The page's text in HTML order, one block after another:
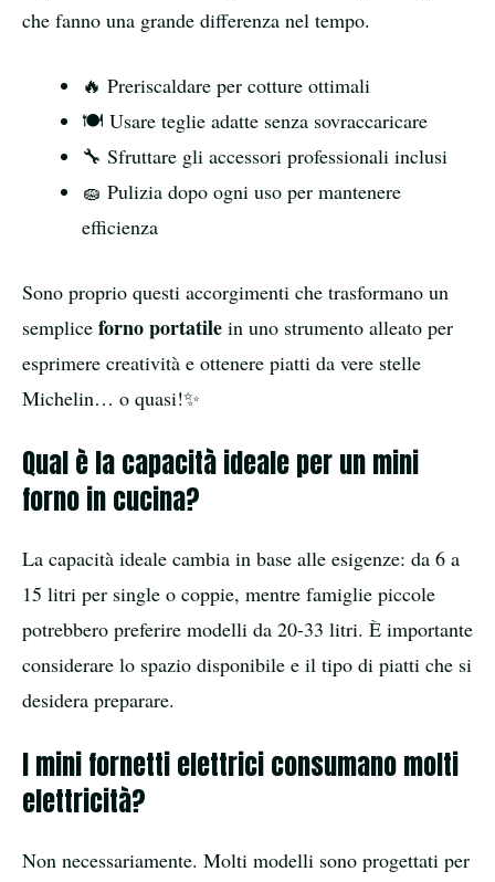
che fanno una grande differenza nel tempo.
🔥 Preriscaldare per cotture ottimali
🍽️ Usare teglie adatte senza sovraccaricare
🔧 Sfruttare gli accessori professionali inclusi
🧽 Pulizia dopo ogni uso per mantenere
efficienza
Sono proprio questi accorgimenti che trasformano un
semplice forno portatile in uno strumento alleato per
esprimere creatività e ottenere piatti da vere stelle
Michelin… o quasi!✨
Qual è la capacità ideale per un mini
forno in cucina?
La capacità ideale cambia in base alle esigenze: da 6 a
15 litri per single o coppie, mentre famiglie piccole
potrebbero preferire modelli da 20-33 litri. È importante
considerare lo spazio disponibile e il tipo di piatti che si
desidera preparare.
I mini fornetti elettrici consumano molti
elettricità?
Non necessariamente. Molti modelli sono progettati per